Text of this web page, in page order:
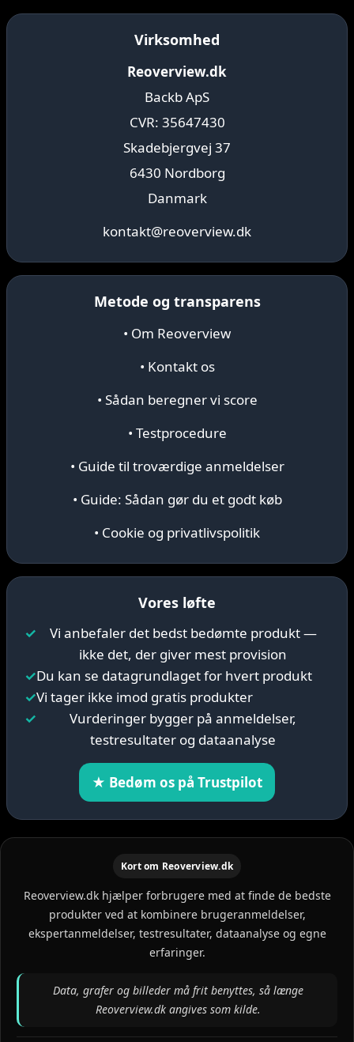
Virksomhed
Reoverview.dk
Backb ApS
CVR: 35647430
Skadebjergvej 37
6430 Nordborg
Danmark
kontakt@reoverview.dk
Metode og transparens
• Om Reoverview
• Kontakt os
• Sådan beregner vi score
• Testprocedure
• Guide til troværdige anmeldelser
• Guide: Sådan gør du et godt køb
• Cookie og privatlivspolitik
Vores løfte
✓
Vi anbefaler det bedst bedømte produkt —
ikke det, der giver mest provision
✓Du kan se datagrundlaget for hvert produkt
✓Vi tager ikke imod gratis produkter
✓
Vurderinger bygger på anmeldelser,
testresultater og dataanalyse
★ Bedøm os på Trustpilot
Kort om Reoverview.dk
Reoverview.dk hjælper forbrugere med at finde de bedste
produkter ved at kombinere brugeranmeldelser,
ekspertanmeldelser, testresultater, dataanalyse og egne
erfaringer.
Data, grafer og billeder må frit benyttes, så længe
Reoverview.dk angives som kilde.